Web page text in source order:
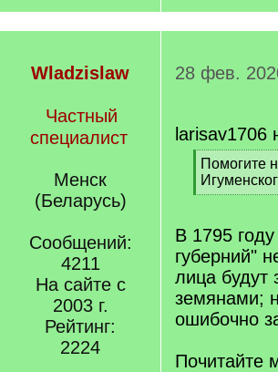
Wladzislaw
Частный
специалист
Менск
(Беларусь)
Сообщений:
4211
На сайте с
2003 г.
Рейтинг:
2224
28 фев.
larisav1706
[
q
]
Помогите
[
q
]
В 1795
губерний"
лица будут
земянами;
ошибочно
Почитайте